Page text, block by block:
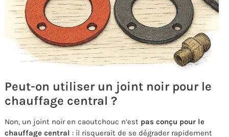
Peut-on utiliser un joint noir pour le
chauffage central ?
Non, un joint noir en caoutchouc n’est pas conçu pour le
chauffage central : il risquerait de se dégrader rapidement